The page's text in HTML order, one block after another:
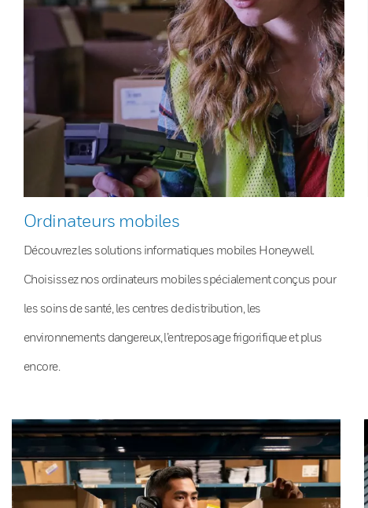
Ordinateurs mobiles
Découvrez les solutions informatiques mobiles Honeywell.
Choisissez nos ordinateurs mobiles spécialement conçus pour
les soins de santé, les centres de distribution, les
environnements dangereux, l’entreposage frigorifique et plus
encore.